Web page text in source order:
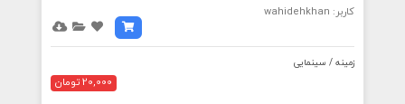
کاربر: wahidehkhan
زمینه / سینمایی
20,000 تومان